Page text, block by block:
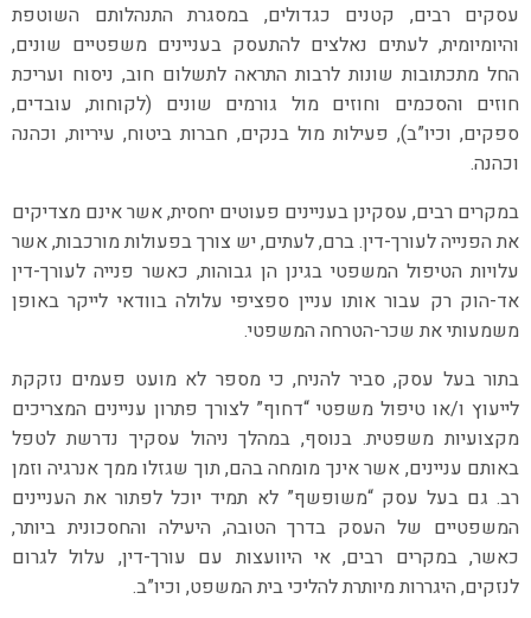
עסקים רבים, קטנים כגדולים, במסגרת התנהלותם השוטפת
והיומיומית, לעתים נאלצים להתעסק בעניינים משפטיים שונים,
החל מתכתובות שונות לרבות התראה לתשלום חוב, ניסוח ועריכת
חוזים והסכמים וחוזים מול גורמים שונים (לקוחות, עובדים,
ספקים, וכיו”ב), פעילות מול בנקים, חברות ביטוח, עיריות, וכהנה
וכהנה.
במקרים רבים, עסקינן בעניינים פעוטים יחסית, אשר אינם מצדיקים
את הפנייה לעורך-דין. ברם, לעתים, יש צורך בפעולות מורכבות, אשר
עלויות הטיפול המשפטי בגינן הן גבוהות, כאשר פנייה לעורך-דין
אד-הוק רק עבור אותו עניין ספציפי עלולה בוודאי לייקר באופן
משמעותי את שכר-הטרחה המשפטי.
בתור בעל עסק, סביר להניח, כי מספר לא מועט פעמים נזקקת
לייעוץ ו/או טיפול משפטי “דחוף” לצורך פתרון עניינים המצריכים
מקצועיות משפטית. בנוסף, במהלך ניהול עסקיך נדרשת לטפל
באותם עניינים, אשר אינך מומחה בהם, תוך שגזלו ממך אנרגיה וזמן
רב. גם בעל עסק “משופשף” לא תמיד יוכל לפתור את העניינים
המשפטיים של העסק בדרך הטובה, היעילה והחסכונית ביותר,
כאשר, במקרים רבים, אי היוועצות עם עורך-דין, עלול לגרום
לנזקים, היגררות מיותרת להליכי בית המשפט, וכיו”ב.